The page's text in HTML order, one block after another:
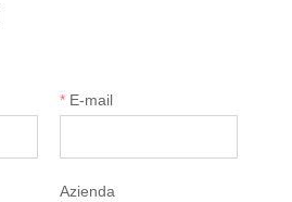
* E-mail
Azienda